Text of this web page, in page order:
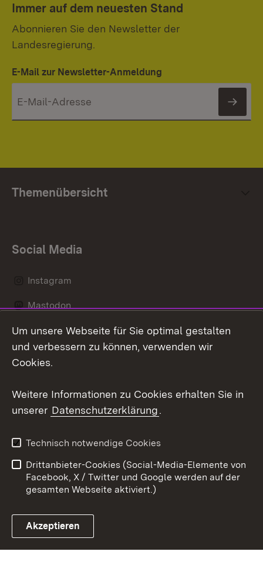
Immer auf dem neuesten Stand
Abonnieren Sie den Newsletter der
Landesregierung.
E-Mail zur Newsletter-Anmeldung
Themenübersicht
Social Media
Instagram
Mastodon
Messenger
Link zum Landesportal
Kontakt
Impressum
Cookies
Um unsere Webseite für Sie optimal gestalten
und verbessern zu können, verwenden wir
Cookies.
Weitere Informationen zu Cookies erhalten Sie in
unserer Datenschutzerklärung.
Technisch notwendige Cookies
Drittanbieter-Cookies (Social-Media-Elemente von
Facebook, X / Twitter und Google werden auf der
gesamten Webseite aktiviert.)
Akzeptieren